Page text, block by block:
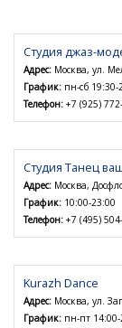
Студия джаз-
Адрес: Москва, ул.
График: пн-сб 19:30-
Телефон: +7 (925)
Студия Танец
Адрес: Москва,
График: 10:00-23:00
Телефон: +7 (495)
Kurazh Dance
Адрес: Москва, ул.
График: пн-пт 14:00-